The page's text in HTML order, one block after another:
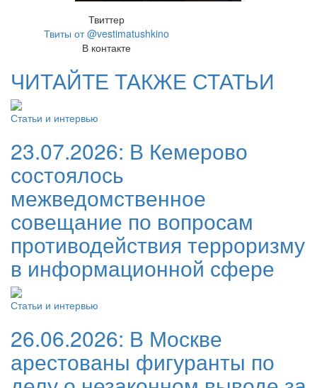
Твиттер
Твиты от @vestimatushkino
В контакте
ЧИТАЙТЕ ТАКЖЕ СТАТЬИ
Статьи и интервью
23.07.2026: В Кемерово
состоялось
межведомственное
совещание по вопросам
противодействия терроризму
в информационной сфере
Статьи и интервью
26.06.2026: В Москве
арестованы фигуранты по